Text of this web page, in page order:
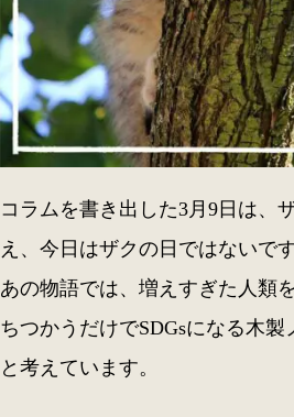
コラムを書き出した3月9日は、
え、今日はザクの日ではないで
あの物語では、増えすぎた人類
ちつかうだけでSDGsになる木
と考えています。